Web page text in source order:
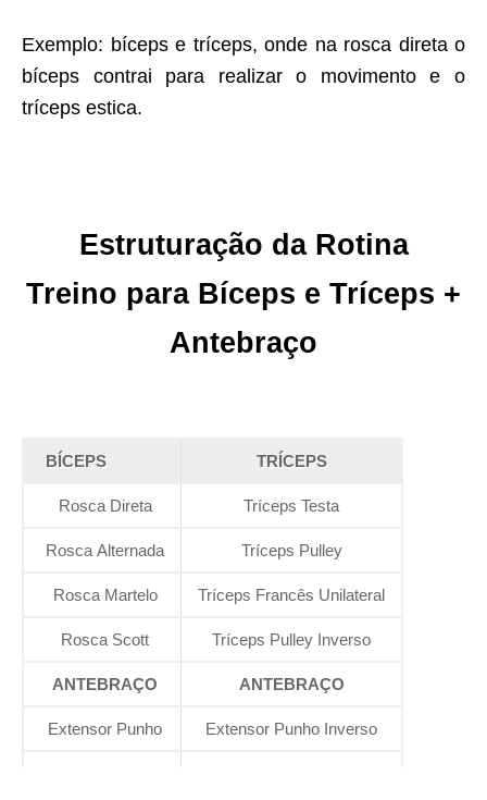
Exemplo: bíceps e tríceps, onde na rosca direta o
bíceps contrai para realizar o movimento e o
tríceps estica.
Estruturação da Rotina
Treino para Bíceps e Tríceps +
Antebraço
BÍCEPS TRÍCEPS
Rosca Direta Tríceps Testa
Rosca Alternada Tríceps Pulley
Rosca Martelo Tríceps Francês Unilateral
Rosca Scott Tríceps Pulley Inverso
ANTEBRAÇO ANTEBRAÇO
Extensor Punho Extensor Punho Inverso